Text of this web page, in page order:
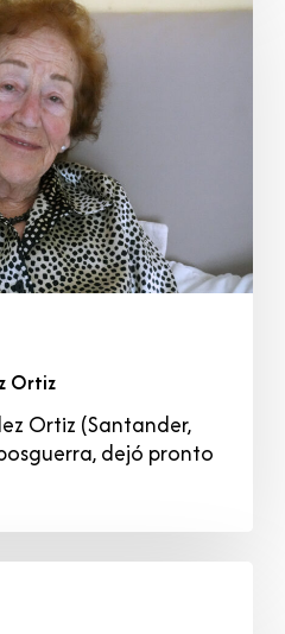
Ortiz
Ortiz (Santander,
dejó pronto